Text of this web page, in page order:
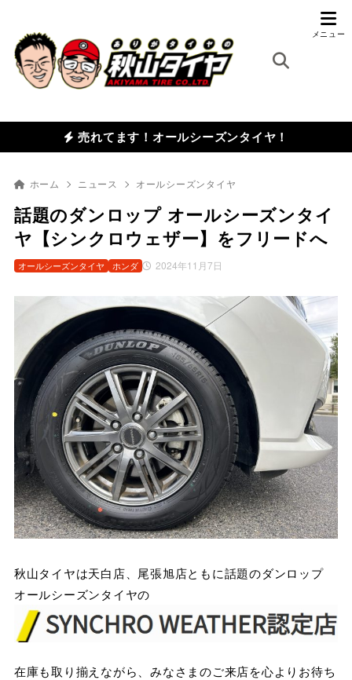
売れてます！オールシーズンタイヤ！
ホーム ニュース オールシーズンタイヤ
話題のダンロップ オールシーズンタイ
ヤ【シンクロウェザー】をフリードへ
2024年11月7日
オールシーズンタイヤ ホンダ
秋山タイヤは天白店、尾張旭店ともに話題のダンロップ
オールシーズンタイヤの
在庫も取り揃えながら、みなさまのご来店を心よりお待ち